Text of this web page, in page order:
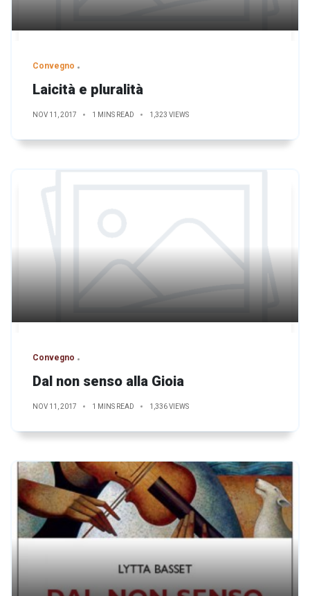
Convegno
Laicità e pluralità
NOV 11, 2017 1 MINS READ 1,323 VIEWS
Convegno
Dal non senso alla Gioia
NOV 11, 2017 1 MINS READ 1,336 VIEWS